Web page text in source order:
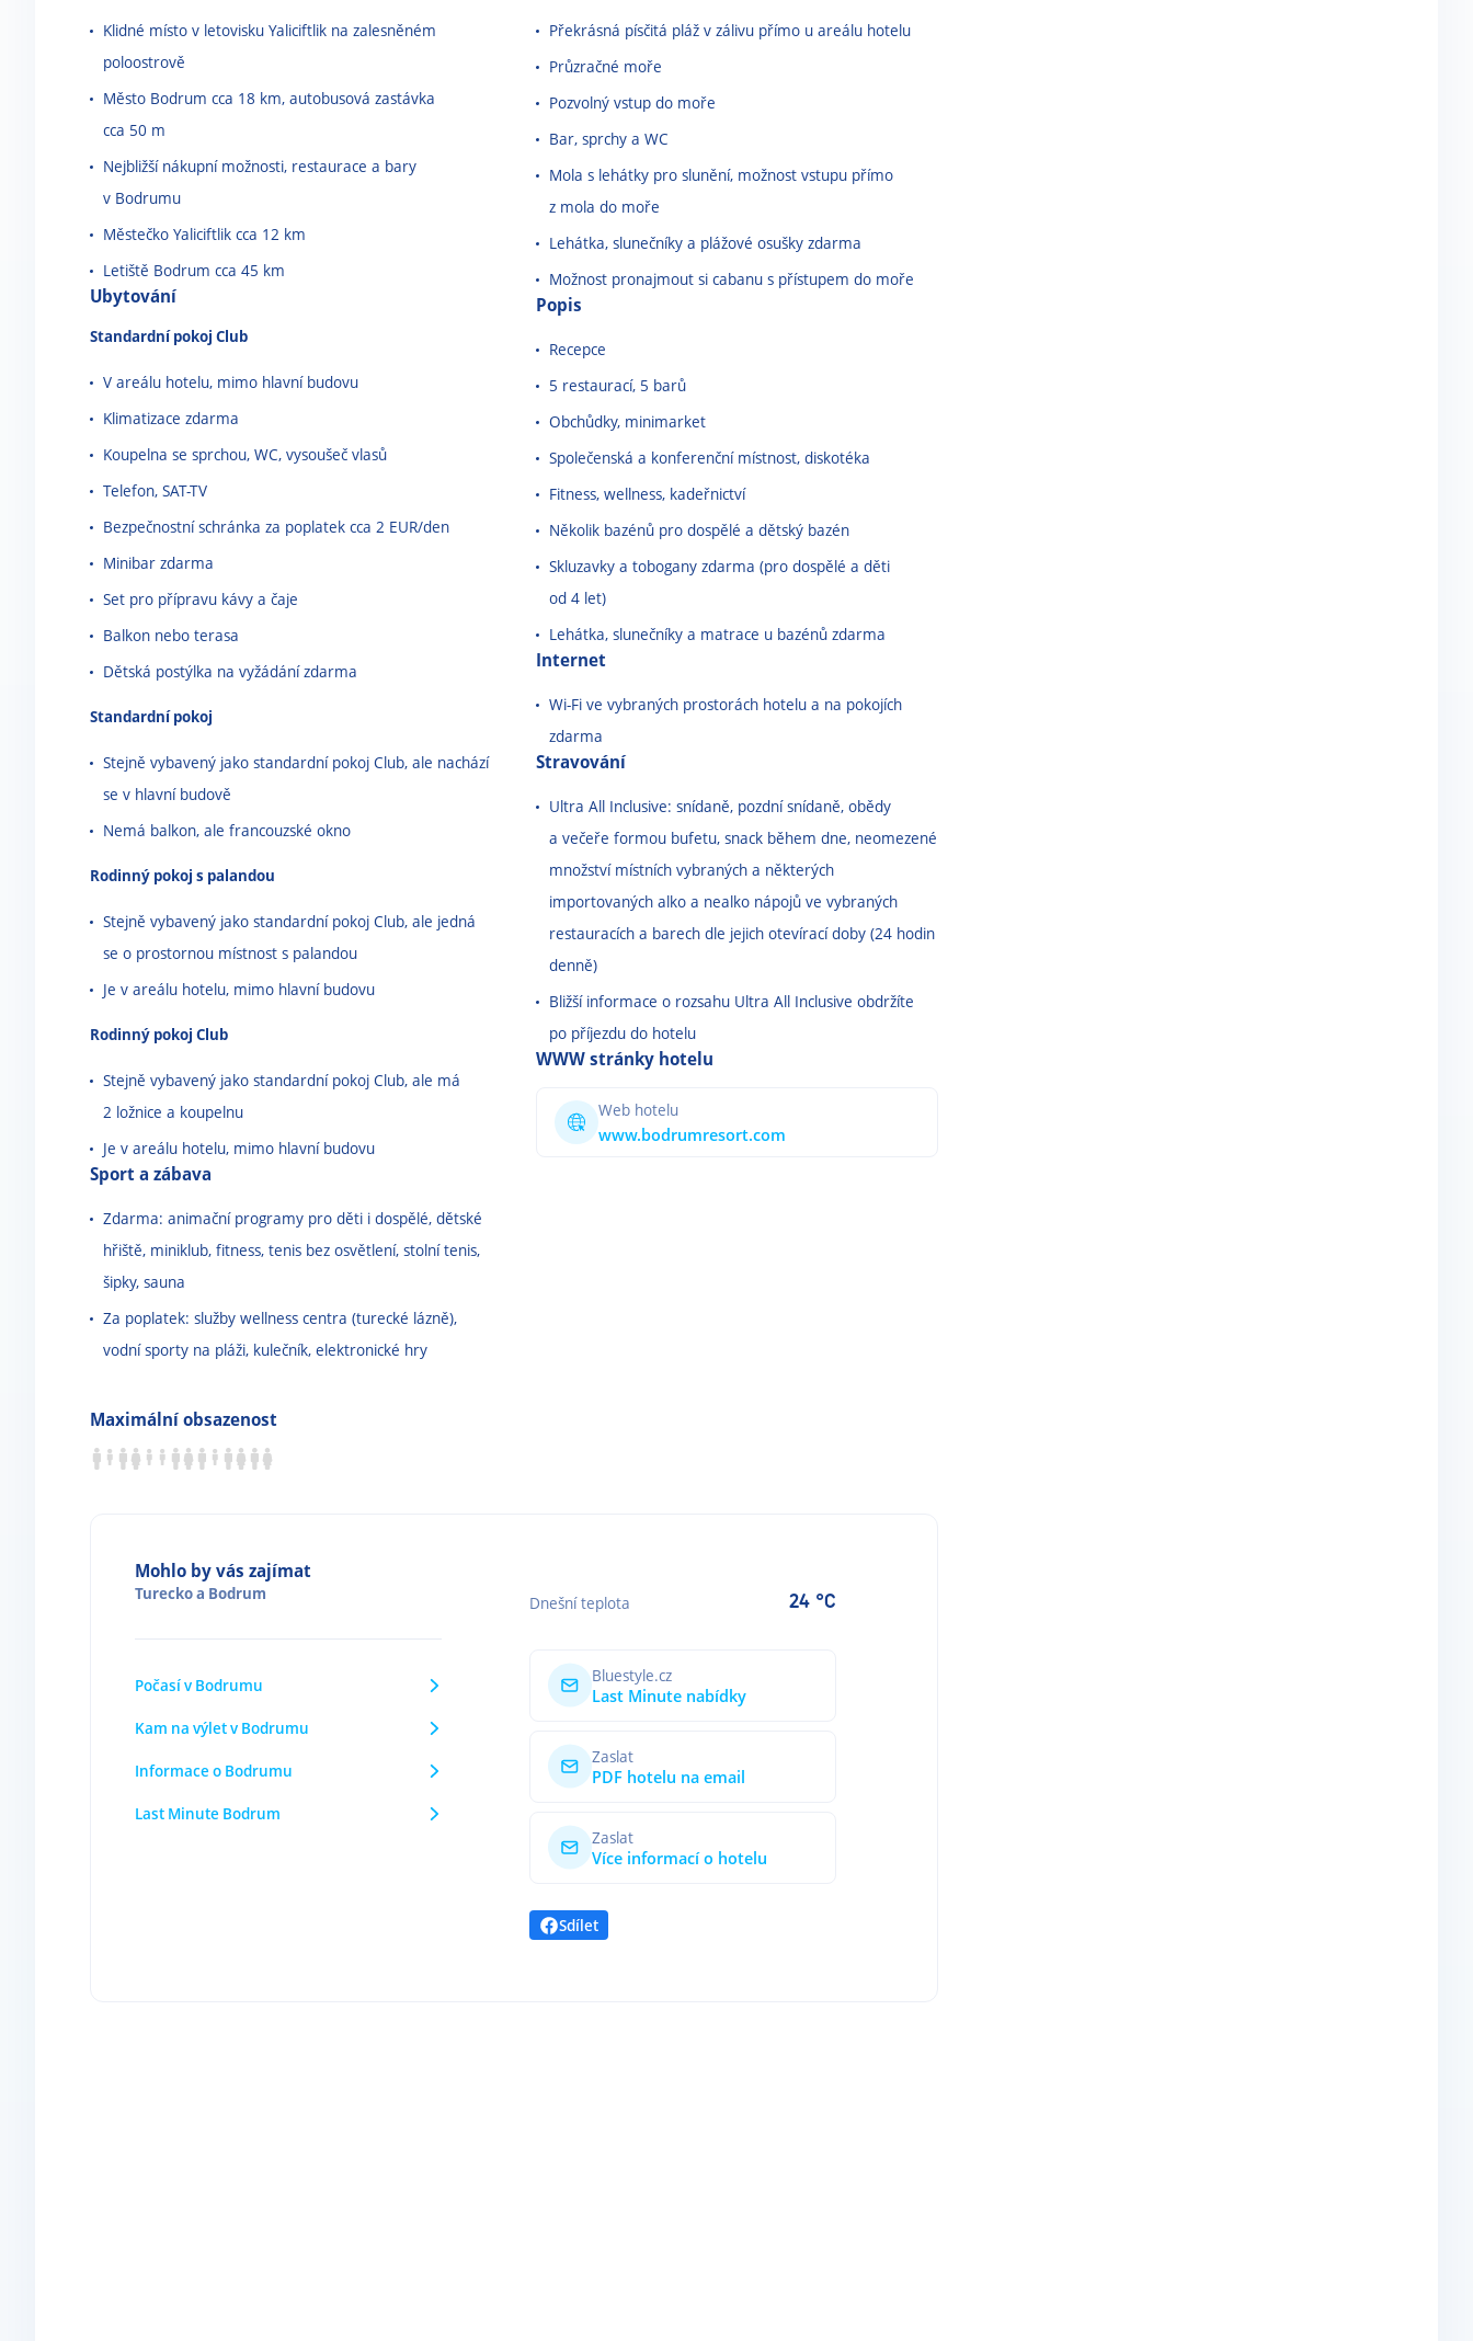
Klidné místo v letovisku Yaliciftlik na zalesněném
poloostrově
Město Bodrum cca 18 km, autobusová zastávka
cca 50 m
Nejbližší nákupní možnosti, restaurace a bary
v Bodrumu
Městečko Yaliciftlik cca 12 km
Letiště Bodrum cca 45 km
Ubytování
Standardní pokoj Club
V areálu hotelu, mimo hlavní budovu
Klimatizace zdarma
Koupelna se sprchou, WC, vysoušeč vlasů
Telefon, SAT-TV
Bezpečnostní schránka za poplatek cca 2 EUR/den
Minibar zdarma
Set pro přípravu kávy a čaje
Balkon nebo terasa
Dětská postýlka na vyžádání zdarma
Standardní pokoj
Stejně vybavený jako standardní pokoj Club, ale nachází
se v hlavní budově
Nemá balkon, ale francouzské okno
Rodinný pokoj s palandou
Stejně vybavený jako standardní pokoj Club, ale jedná
se o prostornou místnost s palandou
Je v areálu hotelu, mimo hlavní budovu
Rodinný pokoj Club
Stejně vybavený jako standardní pokoj Club, ale má
2 ložnice a koupelnu
Je v areálu hotelu, mimo hlavní budovu
Sport a zábava
Zdarma: animační programy pro děti i dospělé, dětské
hřiště, miniklub, fitness, tenis bez osvětlení, stolní tenis,
šipky, sauna
Za poplatek: služby wellness centra (turecké lázně),
vodní sporty na pláži, kulečník, elektronické hry
Překrásná písčitá pláž v zálivu přímo u areálu hotelu
Průzračné moře
Pozvolný vstup do moře
Bar, sprchy a WC
Mola s lehátky pro slunění, možnost vstupu přímo
z mola do moře
Lehátka, slunečníky a plážové osušky zdarma
Možnost pronajmout si cabanu s přístupem do moře
Popis
Recepce
5 restaurací, 5 barů
Obchůdky, minimarket
Společenská a konferenční místnost, diskotéka
Fitness, wellness, kadeřnictví
Několik bazénů pro dospělé a dětský bazén
Skluzavky a tobogany zdarma (pro dospělé a děti
od 4 let)
Lehátka, slunečníky a matrace u bazénů zdarma
Internet
Wi-Fi ve vybraných prostorách hotelu a na pokojích
zdarma
Stravování
Ultra All Inclusive: snídaně, pozdní snídaně, obědy
a večeře formou bufetu, snack během dne, neomezené
množství místních vybraných a některých
importovaných alko a nealko nápojů ve vybraných
restauracích a barech dle jejich otevírací doby (24 hodin
denně)
Bližší informace o rozsahu Ultra All Inclusive obdržíte
po příjezdu do hotelu
WWW stránky hotelu
Web hotelu
www.bodrumresort.com
Maximální obsazenost
Mohlo by vás zajímat
Tureckoa Bodrum
Počasí v Bodrumu
Kam na výlet v Bodrumu
Informace o Bodrumu
Last Minute Bodrum
Dnešní teplota 24 °C
Bluestyle.cz
Last Minute nabídky
Zaslat
PDF hotelu na email
Zaslat
Více informací o hotelu
Sdílet